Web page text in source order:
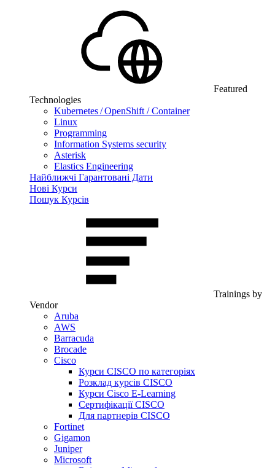
Featured
Technologies
Kubernetes / OpenShift / Container
Linux
Programming
Information Systems security
Asterisk
Elastics Engineering
Найближчі Гарантовані Дати
Нові Курси
Пошук Курсів
Trainings by
Vendor
Aruba
AWS
Barracuda
Brocade
Cisco
Курси CISCO по категоріях
Розклад курсів CISCO
Курси Cisco E-Learning
Сертифікації CISCO
Для партнерів CISCO
Fortinet
Gigamon
Juniper
Microsoft